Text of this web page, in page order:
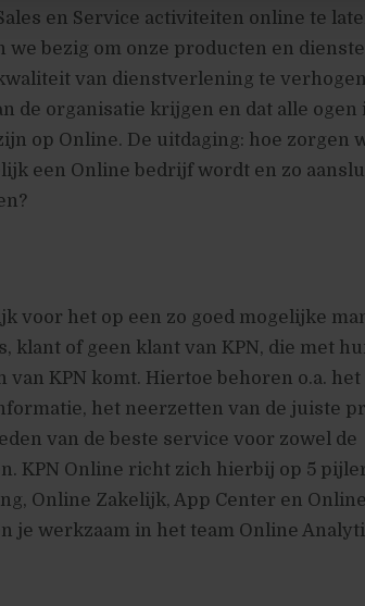
en Service activiteiten online te
bezig om onze producten en
van dienstverlening te
de organisatie krijgen en dat alle ogen
op Online. De uitdaging: hoe zorgen
een Online bedrijf wordt en zo
voor het op een zo goed mogelijke
klant of geen klant van KPN, die met
van KPN komt. Hiertoe behoren o.a. het
het neerzetten van de juiste
van de beste service voor zowel de
KPN Online richt zich hierbij op 5
Online Zakelijk, App Center en Online
je werkzaam in het team Online